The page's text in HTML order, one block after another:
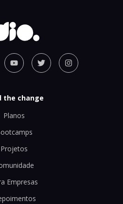
the change
Planos
Projetos
Empresas